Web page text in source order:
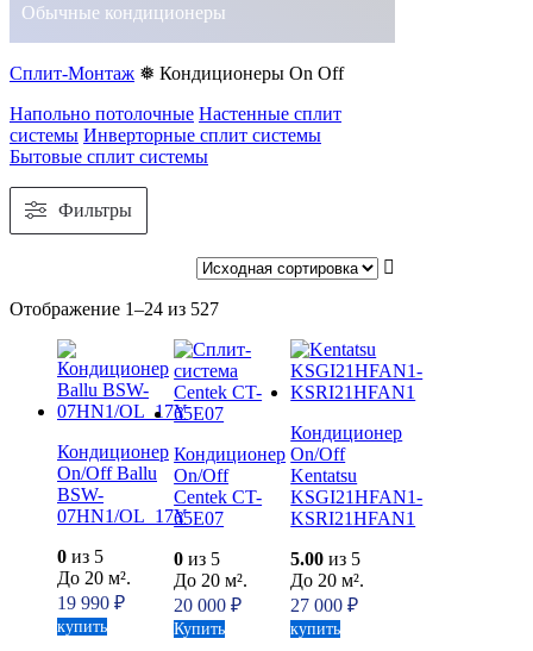
Обычные кондиционеры
Сплит-Монтаж ❅ Кондиционеры On Off
Напольно потолочные Настенные сплит
системы Инверторные сплит системы
Бытовые сплит системы
Фильтры
Отображение 1–24 из 527Сортировка:
недавние
Кондиционер
On/Off Ballu
BSW-
07HN1/OL_17Y
0 из 5
До 20 м².
19 990 ₽
купить
Кондиционер
On/Off
Centek CT-
65E07
0 из 5
До 20 м².
20 000₽
Купить
Кондиционер
On/Off
Kentatsu
KSGI21HFAN1-
KSRI21HFAN1
5.00 из 5
До 20 м².
27 000₽
купить